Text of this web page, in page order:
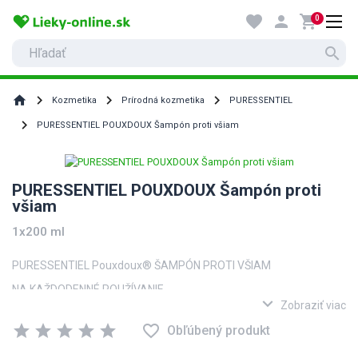
search
favorite person shopping_cart0
home Kozmetika Prírodná kozmetika PURESSENTIEL
PURESSENTIEL POUXDOUX Šampón proti všiam
PURESSENTIEL POUXDOUX Šampón proti
všiam
1x200 ml
PURESSENTIEL Pouxdoux® ŠAMPÓN PROTI VŠIAM
NA KAŽDODENNÉ POUŽÍVANIE.
100% prírodné zloženie.
Doplnok odvšivovacej starostlivosti. s BIO esenciálnymi olejmi.
expand_more Zobraziť viac
star star star star star favorite_border Obľúbený produkt